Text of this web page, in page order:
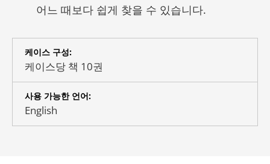
어느 때보다 쉽게 찾을 수 있습니다.
케이스 구성:
케이스당 책 10권
사용 가능한 언어:
English